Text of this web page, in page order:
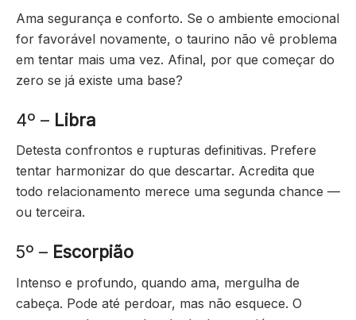
Ama segurança e conforto. Se o ambiente emocional
for favorável novamente, o taurino não vê problema
em tentar mais uma vez. Afinal, por que começar do
zero se já existe uma base?
4º – Libra
Detesta confrontos e rupturas definitivas. Prefere
tentar harmonizar do que descartar. Acredita que
todo relacionamento merece uma segunda chance —
ou terceira.
5º – Escorpião
Intenso e profundo, quando ama, mergulha de
cabeça. Pode até perdoar, mas não esquece. O